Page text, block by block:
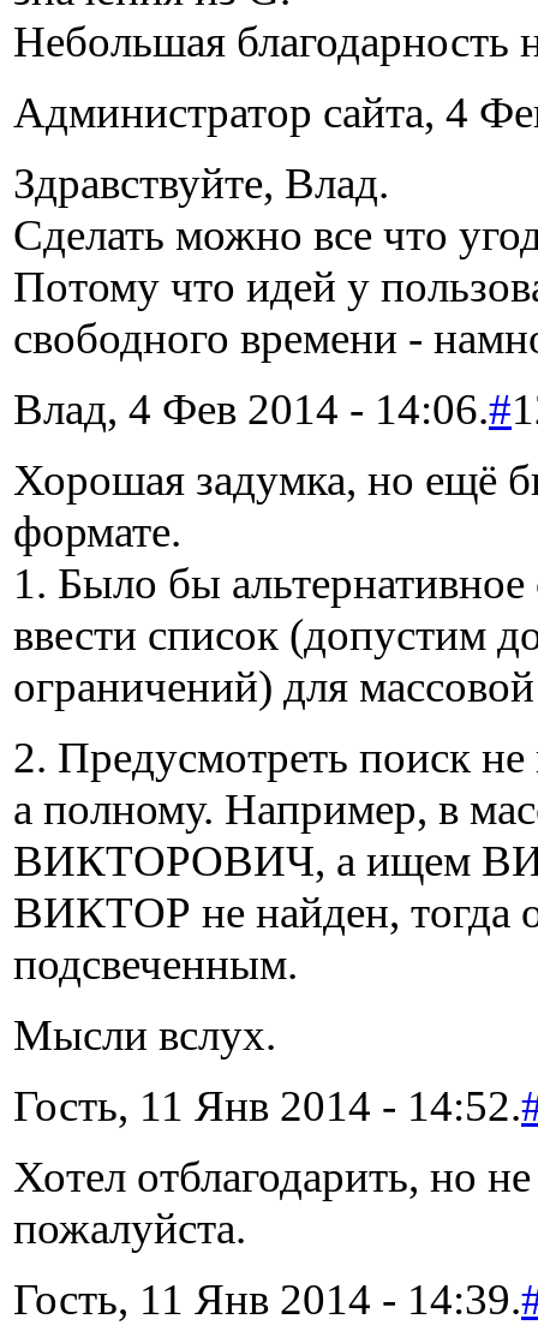
Небольшая благодарность
Администратор сайта, 4
Здравствуйте, Влад.
Сделать можно все что
Потому что идей у
свободного времени -
Влад, 4 Фев 2014 - 14:06.#
Хорошая задумка, но ещё
формате.
1. Было бы
ввести список (допустим
ограничений) для
2. Предусмотреть поиск
а полному. Например, в
ВИКТОРОВИЧ, а ищем
ВИКТОР не найден, тогда
подсвеченным.
Мысли вслух.
Гость, 11 Янв 2014 - 14:52.
Хотел отблагодарить, но
пожалуйста.
Гость, 11 Янв 2014 - 14:39.